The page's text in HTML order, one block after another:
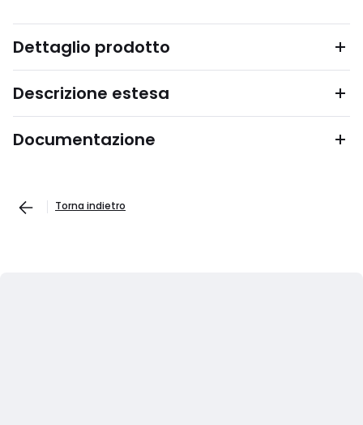
Dettaglio prodotto
Descrizione estesa
Documentazione
Torna indietro